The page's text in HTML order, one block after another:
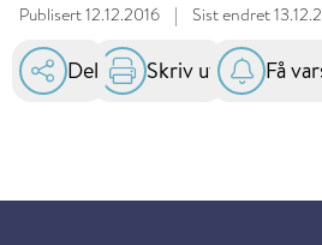
Publisert12.12.2016 | Sist endret
Del Skriv ut Få